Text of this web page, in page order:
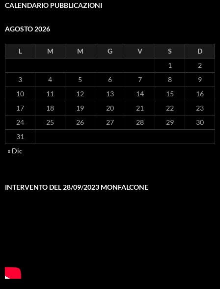
CALENDARIO PUBBLICAZIONI
AGOSTO 2026
L M M G V S
D
1
2
3
4 5 6 7 8
9
10
11 12 13 14 15
16
17
18 19 20 21 22
23
24
25 26 27 28 29
30
31
« Dic
INTERVENTO DEL 28/09/2023 MONFALCONE